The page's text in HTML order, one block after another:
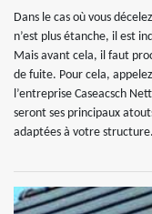
Dans le cas où vous
n’est plus étanche, il est
Mais avant cela, il faut
de fuite. Pour cela,
l’entreprise Caseacsch
seront ses principaux
adaptées à votre structure.